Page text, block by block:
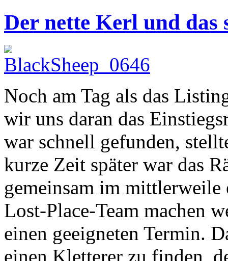
Der nette Kerl und das
Noch am Tag als das
wir uns daran das
war schnell gefunden,
kurze Zeit später war das
gemeinsam im
Lost-Place-Team machen
einen geeigneten Termin.
einen Kletterer zu finden,